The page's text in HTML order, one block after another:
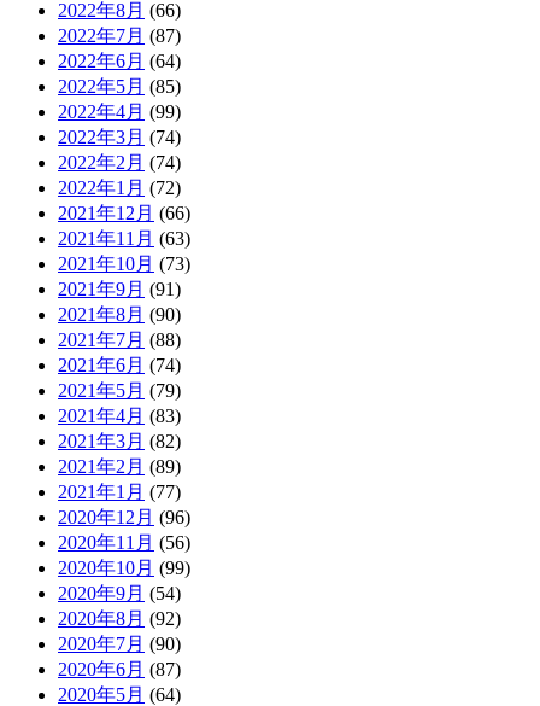
2022年8月 (66)
2022年7月 (87)
2022年6月 (64)
2022年5月 (85)
2022年4月 (99)
2022年3月 (74)
2022年2月 (74)
2022年1月 (72)
2021年12月 (66)
2021年11月 (63)
2021年10月 (73)
2021年9月 (91)
2021年8月 (90)
2021年7月 (88)
2021年6月 (74)
2021年5月 (79)
2021年4月 (83)
2021年3月 (82)
2021年2月 (89)
2021年1月 (77)
2020年12月 (96)
2020年11月 (56)
2020年10月 (99)
2020年9月 (54)
2020年8月 (92)
2020年7月 (90)
2020年6月 (87)
2020年5月 (64)